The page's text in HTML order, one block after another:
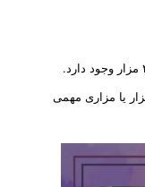
یا مزاری مهمی